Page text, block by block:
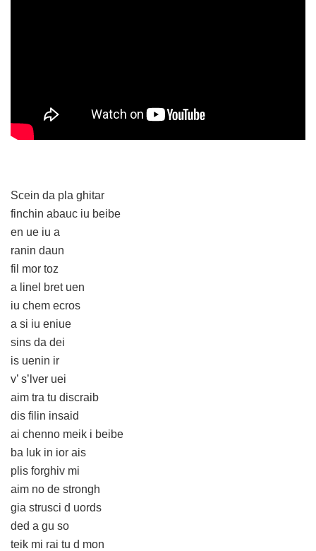
Scein da pla ghitar
finchin abauc iu beibe
en ue iu a
ranin daun
fil mor toz
a linel bret uen
iu chem ecros
a si iu eniue
sins da dei
is uenin ir
v’ s’lver uei
aim tra tu discraib
dis filin insaid
ai chenno meik i beibe
ba luk in ior ais
plis forghiv mi
aim no de strongh
gia strusci d uords
ded a gu so
teik mi rai tu d mon